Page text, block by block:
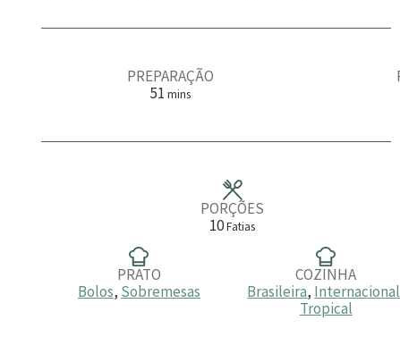
PREPARAÇÃO
51m
u
mins
PORÇÕES
10Fatias
PRATO
Bolos, Sobremesas
COZINHA
Brasileira, Internacional
Tropical